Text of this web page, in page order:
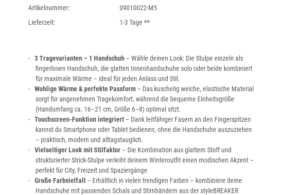
Artikelnummer:
09010022-M5
Lieferzeit:
1-3 Tage **
3 Tragevarianten – 1 Handschuh– Wähle deinen Look: Die Stulpe einzeln als
fingerlosen Handschuh, die glatten Innenhandschuhe solo oder beide kombiniert
für maximale Wärme – ideal für jeden Anlass und Stil.
Wohlige Wärme & perfekte Passform– Das kuschelig weiche, elastische Material
sorgt für angenehmen Tragekomfort, während die bequeme Einheitsgröße
(Handumfang ca. 16–21 cm, Größe 6–8) optimal sitzt.
Touchscreen-Funktion integriert– Dank leitfähiger Fasern an den Fingerspitzen
kannst du Smartphone oder Tablet bedienen, ohne die Handschuhe auszuziehen
– praktisch, modern und alltagstauglich.
Vielseitiger Look mit Stilfaktor– Die Kombination aus glattem Stoff und
strukturierter Strick-Stulpe verleiht deinem Winteroutfit einen modischen Akzent –
perfekt für City, Freizeit und Spaziergänge.
Große Farbvielfalt– Erhältlich in vielen trendigen Farben – kombiniere deine
Handschuhe mit passenden Schals und Stirnbändern aus der styleBREAKER